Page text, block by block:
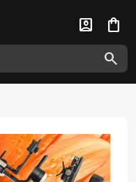
account_box shopping_bag